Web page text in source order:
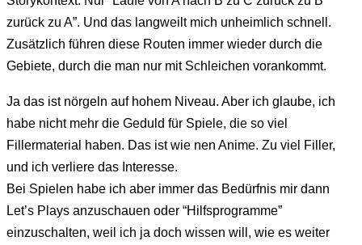
zurück zu A”. Und das langweilt mich unheimlich schnell.
Zusätzlich führen diese Routen immer wieder durch die
Gebiete, durch die man nur mit Schleichen vorankommt.
Ja das ist nörgeln auf hohem Niveau. Aber ich glaube, ich
habe nicht mehr die Geduld für Spiele, die so viel
Fillermaterial haben. Das ist wie nen Anime. Zu viel Filler,
und ich verliere das Interesse.
Bei Spielen habe ich aber immer das Bedürfnis mir dann
Let’s Plays anzuschauen oder “Hilfsprogramme”
einzuschalten, weil ich ja doch wissen will, wie es weiter